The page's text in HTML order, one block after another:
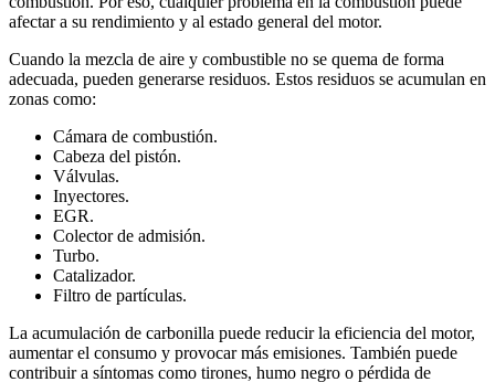
afectar a su rendimiento y al estado general del motor.
Cuando la mezcla de aire y combustible no se quema de forma
adecuada, pueden generarse residuos. Estos residuos se acumulan en
zonas como:
Cámara de combustión.
Cabeza del pistón.
Válvulas.
Inyectores.
EGR.
Colector de admisión.
Turbo.
Catalizador.
Filtro de partículas.
La acumulación de carbonilla puede reducir la eficiencia del motor,
aumentar el consumo y provocar más emisiones. También puede
contribuir a síntomas como tirones, humo negro o pérdida de